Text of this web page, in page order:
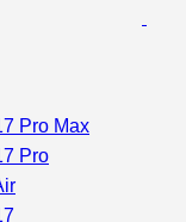
Pro Max
Pro